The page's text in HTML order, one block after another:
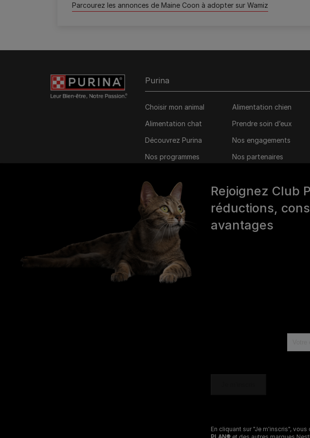
Parcourez les annonces de Maine Coon à adopter sur Wamiz
Rejoignez Club
réductions,
avantages
En cliquant sur "Je m'inscris",
Purina
Choisir mon animal
Alimentation chien
Alimentation chat
Prendre soin d’eux
Découvrez Purina
Nos engagements
Nos programmes
Nos partenaires